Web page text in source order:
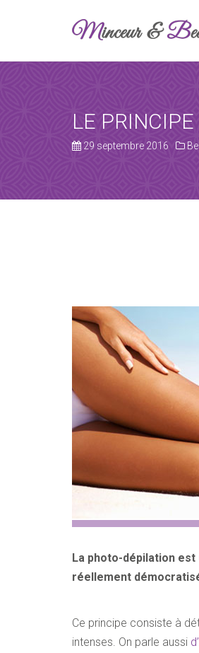
LE
29 septembre 2016
La photo-dépilation est
réellement
Ce principe consiste à
intenses. On parle aussi